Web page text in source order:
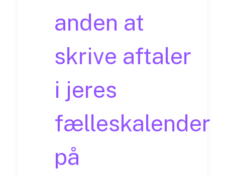
anden at
skrive aftaler
i jeres
fælleskalender
på